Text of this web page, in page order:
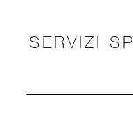
SERVIZI